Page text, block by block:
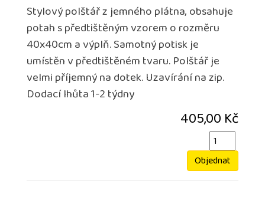
Stylový polštář z jemného plátna, obsahuje
potah s předtištěným vzorem o rozměru
40x40cm a výplň. Samotný potisk je
umístěn v předtištěném tvaru. Polštář je
velmi příjemný na dotek. Uzavírání na zip.
Dodací lhůta 1-2 týdny
405,00 Kč
Objednat